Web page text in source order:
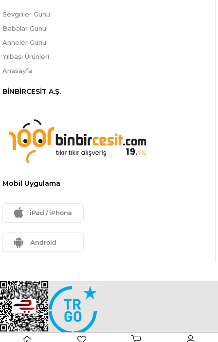
Sevgililer Günü
Babalar Günü
Anneler Günü
Yılbaşı Ürünleri
Anasayfa
BİNBİRCESİT A.Ş.
Mobil Uygulama